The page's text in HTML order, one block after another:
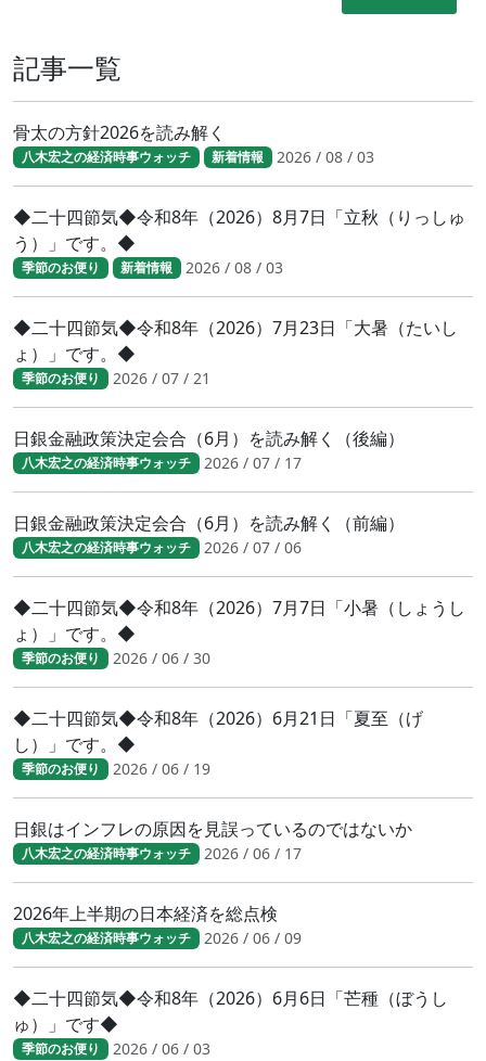
記事一覧
骨太の方針2026を読み解く
八木宏之の経済時事ウォッチ 新着情報 2026 / 08 / 03
◆二十四節気◆令和8年（2026）8月7日「立秋（りっしゅ
う）」です。◆
季節のお便り 新着情報 2026 / 08 / 03
◆二十四節気◆令和8年（2026）7月23日「大暑（たいし
ょ）」です。◆
季節のお便り 2026 / 07 / 21
日銀金融政策決定会合（6月）を読み解く（後編）
八木宏之の経済時事ウォッチ 2026 / 07 / 17
日銀金融政策決定会合（6月）を読み解く（前編）
八木宏之の経済時事ウォッチ 2026 / 07 / 06
◆二十四節気◆令和8年（2026）7月7日「小暑（しょうし
ょ）」です。◆
季節のお便り 2026 / 06 / 30
◆二十四節気◆令和8年（2026）6月21日「夏至（げ
し）」です。◆
季節のお便り 2026 / 06 / 19
日銀はインフレの原因を見誤っているのではないか
八木宏之の経済時事ウォッチ 2026 / 06 / 17
2026年上半期の日本経済を総点検
八木宏之の経済時事ウォッチ 2026 / 06 / 09
◆二十四節気◆令和8年（2026）6月6日「芒種（ぼうし
ゅ）」です◆
季節のお便り 2026 / 06 / 03